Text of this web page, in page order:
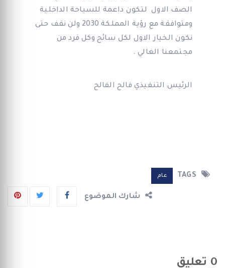
الصف الاول لتكون داعمة للسياحة الداخلية
ومتوافقة مع رؤية المملكة 2030 ولن نقف حتى
نكون الخيار الاول لكل سائح وكل فرد من
مجتمعنا الغالي .
الرئيس التنفيذي فالح الفالح
TAGS عام
شارك الموضوع
0 تعليق